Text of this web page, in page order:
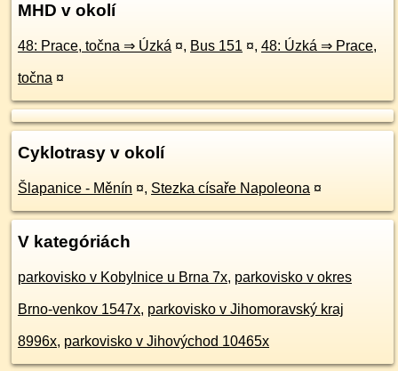
MHD v okolí
48: Prace, točna ⇒ Úzká ¤, Bus 151 ¤, 48: Úzká ⇒ Prace,
točna ¤
Cyklotrasy v okolí
Šlapanice - Měnín ¤, Stezka císaře Napoleona ¤
V kategóriách
parkovisko v Kobylnice u Brna 7x, parkovisko v okres
Brno-venkov 1547x, parkovisko v Jihomoravský kraj
8996x, parkovisko v Jihovýchod 10465x